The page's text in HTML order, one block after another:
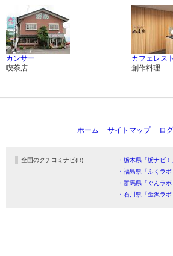
カンサー
喫茶店
カフェレス
創作料理
ホーム サイトマップ ロ
全国のクチコミナビ(R) ・栃木県「栃ナビ！
・福島県「ふくラボ
・群馬県「ぐんラボ
・石川県「金沢ラボ